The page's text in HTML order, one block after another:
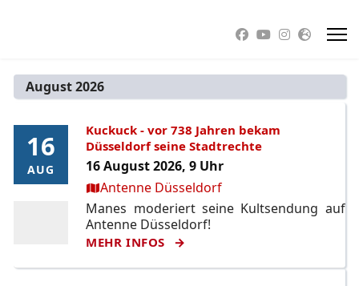
August 2026
16
AUG
16
AUG
Kuckuck - vor 738 Jahren bekam
Düsseldorf seine Stadtrechte
16 August 2026, 9 Uhr
Ort:Antenne Düsseldorf
Manes moderiert seine Kultsendung auf
Antenne Düsseldorf!
MEHR INFOS